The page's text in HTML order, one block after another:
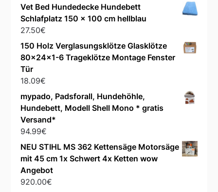
Vet Bed Hundedecke Hundebett
Schlafplatz 150 x 100 cm hellblau
27.50€
150 Holz Verglasungsklötze Glasklötze
80x24x1-6 Trageklötze Montage Fenster
Tür
18.09€
mypado, Padsforall, Hundehöhle,
Hundebett, Modell Shell Mono * gratis
Versand*
94.99€
NEU STIHL MS 362 Kettensäge Motorsäge
mit 45 cm 1x Schwert 4x Ketten wow
Angebot
920.00€